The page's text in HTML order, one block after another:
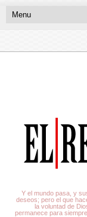
Y el mundo pasa, y
deseos; pero el que
la voluntad de
permanece para siempre.